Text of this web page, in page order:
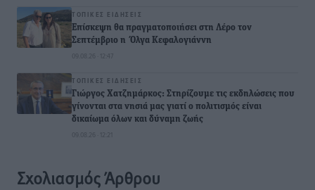
ΤΟΠΙΚΈΣ ΕΙΔΉΣΕΙΣ
Επίσκεψη θα πραγματοποιήσει στη Λέρο τον
Σεπτέμβριο η Όλγα Κεφαλογιάννη
09.08.26 · 12:47
ΤΟΠΙΚΈΣ ΕΙΔΉΣΕΙΣ
Γιώργος Χατζημάρκος: Στηρίζουμε τις εκδηλώσεις που
γίνονται στα νησιά μας γιατί ο πολιτισμός είναι
δικαίωμα όλων και δύναμη ζωής
09.08.26 · 12:21
Σχολιασμός Άρθρου